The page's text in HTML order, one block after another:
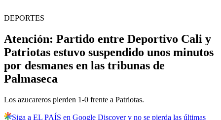
DEPORTES
Atención: Partido entre Deportivo Cali y
Patriotas estuvo suspendido unos minutos
por desmanes en las tribunas de
Palmaseca
Los azucareros pierden 1-0 frente a Patriotas.
Siga a EL PAÍS en Google Discover y no se pierda las últimas